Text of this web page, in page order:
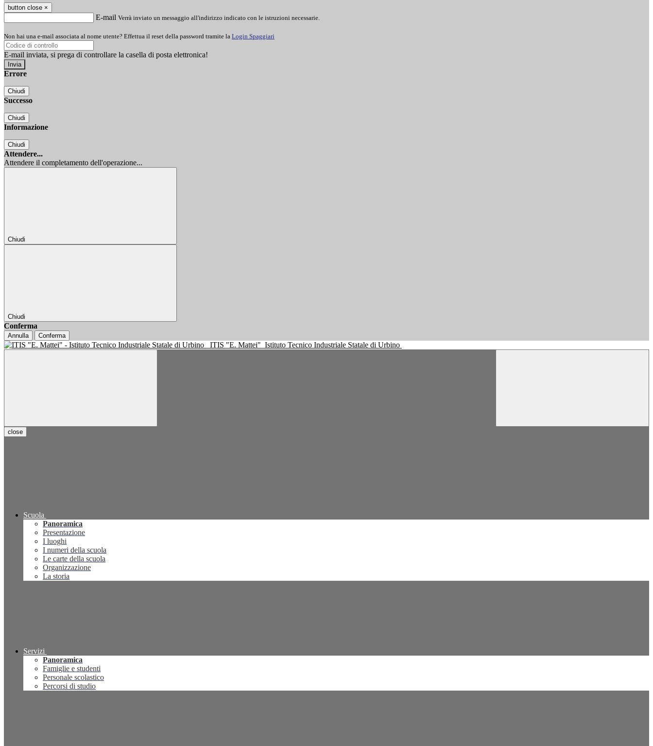
button close ×
E-mail Verrà inviato un messaggio all'indirizzo indicato con le istruzioni necessarie.
Non hai una e-mail associata al nome utente? Effettua il reset della password tramite la Login Spaggiari
E-mail inviata, si prega di controllare la casella di posta elettronica!
Errore
Chiudi
Successo
Chiudi
Informazione
Chiudi
Attendere...
Attendere il completamento dell'operazione...
Chiudi
Chiudi
Conferma
Annulla Conferma
ITIS "E. Mattei" Istituto Tecnico Industriale Statale di Urbino
close
Scuola
Panoramica
Presentazione
I luoghi
I numeri della scuola
Le carte della scuola
Organizzazione
La storia
Servizi
Panoramica
Famiglie e studenti
Personale scolastico
Percorsi di studio